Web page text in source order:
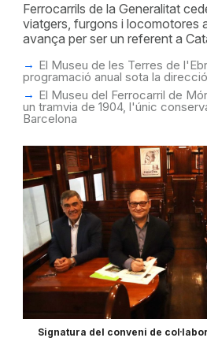
Ferrocarrils de la Generalitat
viatgers, furgons i locomotores
avança per ser un referent a
El Museu de les Terres de
programació anual sota la
El Museu del Ferrocarril de
un tramvia de 1904, l'únic
Barcelona
Signatura del conveni de